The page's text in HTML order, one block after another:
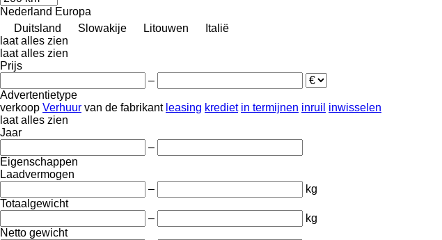
Nederland Europa
Duitsland
Slowakije Litouwen
Italië
laat alles zien
laat alles zien
Prijs
–
Advertentietype
verkoop Verhuur van de fabrikant leasing krediet in termijnen inruil inwisselen
laat alles zien
Jaar
–
Eigenschappen
Laadvermogen
–
kg
Totaalgewicht
–
kg
Netto gewicht